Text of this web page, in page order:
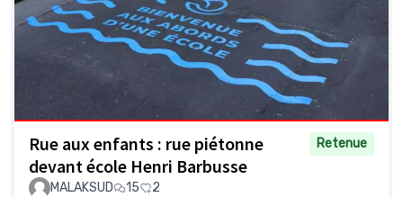
Rue aux enfants : rue piétonne
devant école Henri Barbusse
Retenue
MALAKSUD 15 2